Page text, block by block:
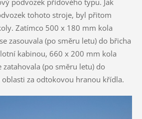
tohoto stroje, byl přitom
Zatímco 500 x 180 mm kola
zasouvala (po směru letu) do břicha
kabinou, 660 x 200 mm kola
(po směru letu) do
za odtokovou hranou křídla.